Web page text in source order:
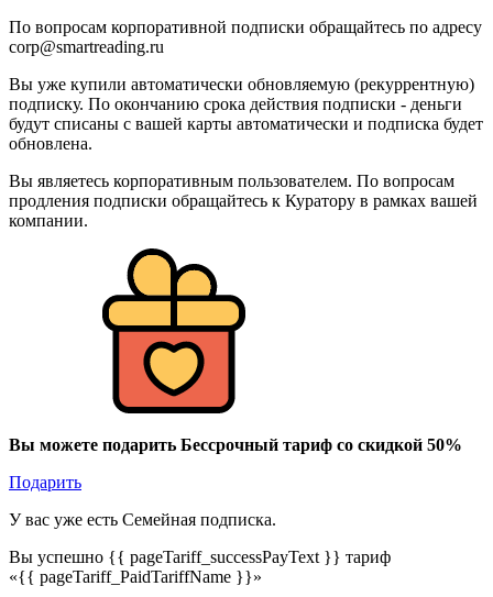
По вопросам корпоративной подписки обращайтесь по адресу
corp@smartreading.ru
Вы уже купили автоматически обновляемую (рекуррентную)
подписку. По окончанию срока действия подписки - деньги
будут списаны с вашей карты автоматически и подписка будет
обновлена.
Вы являетесь корпоративным пользователем. По вопросам
продления подписки обращайтесь к Куратору в рамках вашей
компании.
Вы можете подарить Бессрочный тариф со скидкой 50%
Подарить
У вас уже есть Семейная подписка.
Вы успешно {{ pageTariff_successPayText }} тариф
«{{ pageTariff_PaidTariffName }}»